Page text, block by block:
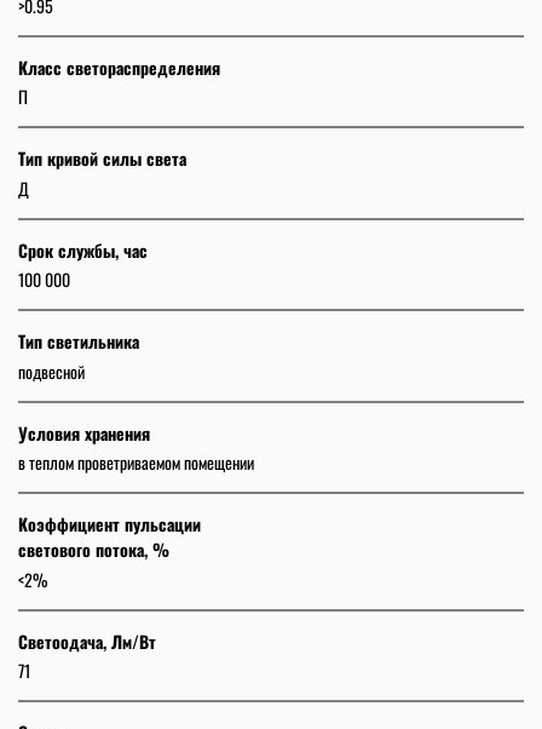
>0.95
Класс светораспределения
П
Тип кривой силы света
Д
Срок службы, час
100 000
Тип светильника
подвесной
Условия хранения
в теплом проветриваемом помещении
Коэффициент пульсации
светового потока, %
<2%
Светоодача, Лм/Вт
71